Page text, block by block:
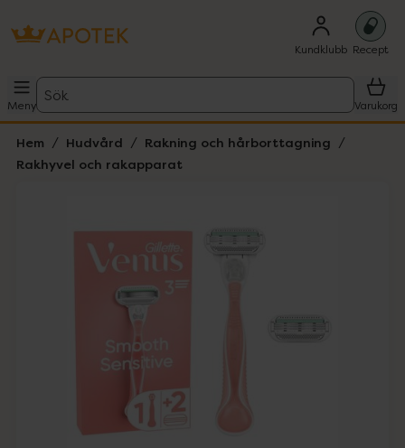
Kundklubb Recept
Meny
Sök
Varukorg
Hem Hudvård
Rakning och hårborttagning
Rakhyvel och rakapparat